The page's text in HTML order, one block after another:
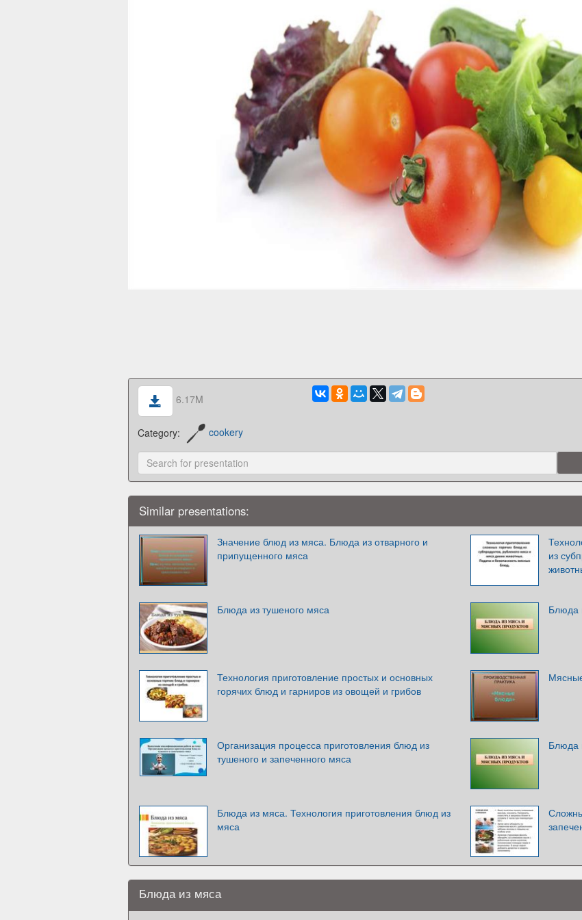
6.17M
Category: cookery
Similar presentations:
Значение блюд из мяса. Блюда из отварного и
припущенного мяса
из
Блюда из тушеного мяса Блюда
Технология приготовление простых и основных
горячих блюд и гарниров из овощей и грибов
Организация процесса приготовления блюд из
тушеного и запеченного мяса
Блюда
Блюда из мяса. Технология приготовления блюд из
мяса
Блюда из мяса